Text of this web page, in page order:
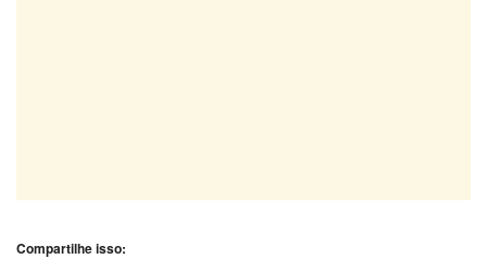
Compartilhe isso: